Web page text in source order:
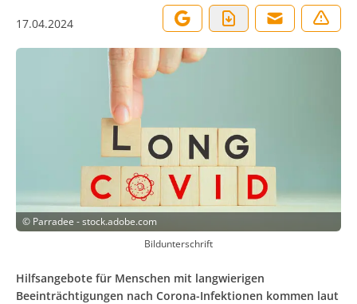
17.04.2024
© Parradee - stock.adobe.com
Bildunterschrift
Hilfsangebote für Menschen mit langwierigen
Beeinträchtigungen nach Corona-Infektionen kommen laut